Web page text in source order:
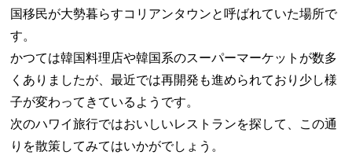
国移民が大勢暮らすコリアンタウンと呼ばれていた場所で
す。
かつては韓国料理店や韓国系のスーパーマーケットが数多
くありましたが、最近では再開発も進められており少し様
子が変わってきているようです。
次のハワイ旅行ではおいしいレストランを探して、この通
りを散策してみてはいかがでしょう。